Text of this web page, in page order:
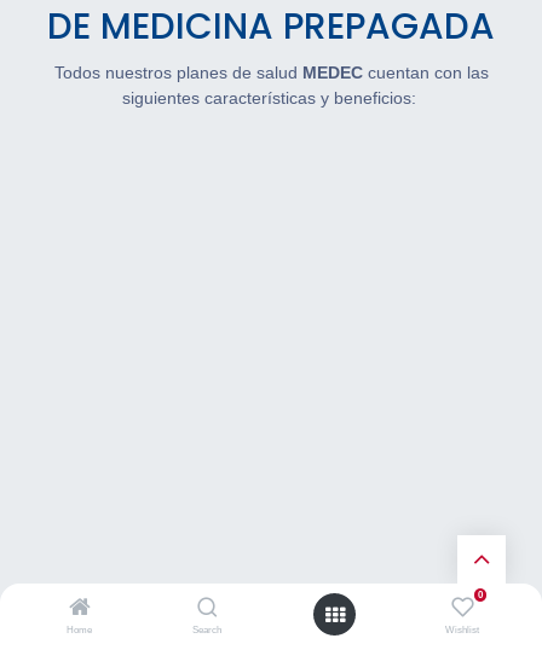
Home Search
0
Wishlist
DE MEDICINA PREPAGADA
Todos nuestros planes de salud MEDECcuentan con las
siguientes características y beneficios: